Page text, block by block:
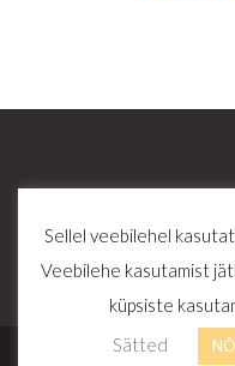
Kontakt
Sellel veebilehel
Veebilehe kasutamist
küpsiste
Sätted